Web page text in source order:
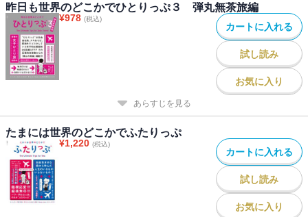
昨日も世界のどこかでひとりっぷ３ 弾丸無茶旅編
¥978 (税込)
カートに入れる
試し読み
お気に入り
あらすじを見る
たまには世界のどこかでふたりっぷ
¥1,220 (税込)
カートに入れる
試し読み
お気に入り